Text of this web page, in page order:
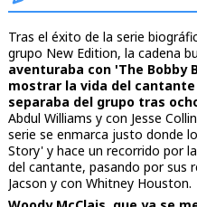
Tras el éxito de la serie
grupo New Edition, la cadena
aventuraba con 'The Bobby
mostrar la vida del cantante
separaba del grupo tras
Abdul Williams y con Jesse
serie se enmarca justo donde
Story' y hace un recorrido por
del cantante, pasando por sus
Jacson y con Whitney Houston.